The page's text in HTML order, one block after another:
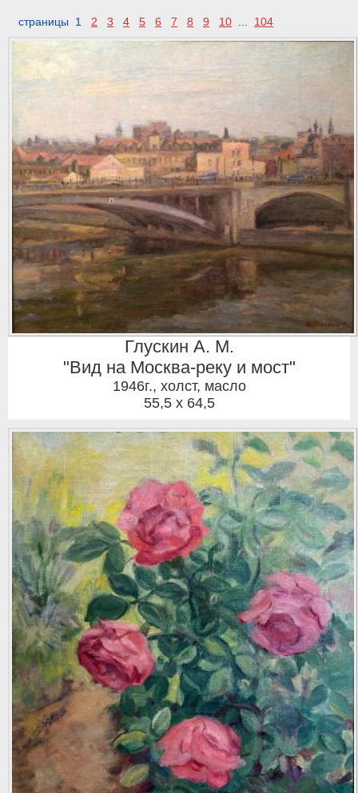
страницы 1 2 3 4 5 6 7 8 9 10 ... 104
Глускин А. М.
"Вид на Москва-реку и мост"
1946г., холст, масло
55,5 x 64,5